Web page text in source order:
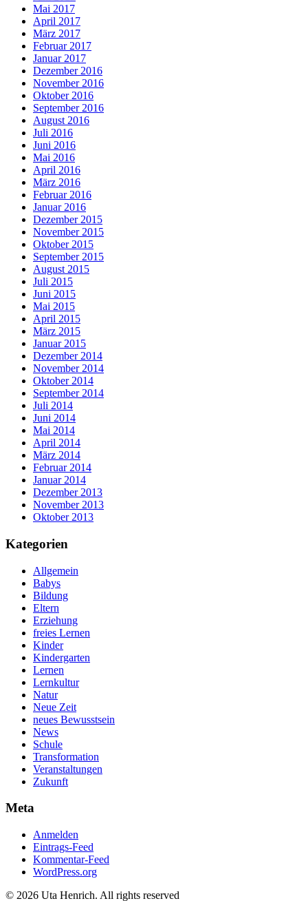
Mai 2017
April 2017
März 2017
Februar 2017
Januar 2017
Dezember 2016
November 2016
Oktober 2016
September 2016
August 2016
Juli 2016
Juni 2016
Mai 2016
April 2016
März 2016
Februar 2016
Januar 2016
Dezember 2015
November 2015
Oktober 2015
September 2015
August 2015
Juli 2015
Juni 2015
Mai 2015
April 2015
März 2015
Januar 2015
Dezember 2014
November 2014
Oktober 2014
September 2014
Juli 2014
Juni 2014
Mai 2014
April 2014
März 2014
Februar 2014
Januar 2014
Dezember 2013
November 2013
Oktober 2013
Kategorien
Allgemein
Babys
Bildung
Eltern
Erziehung
freies Lernen
Kinder
Kindergarten
Lernen
Lernkultur
Natur
Neue Zeit
neues Bewusstsein
News
Schule
Transformation
Veranstaltungen
Zukunft
Meta
Anmelden
Eintrags-Feed
Kommentar-Feed
WordPress.org
© 2026 Uta Henrich. All rights reserved